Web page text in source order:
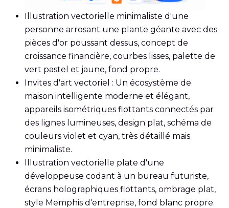
Illustration vectorielle minimaliste d'une
personne arrosant une plante géante avec des
pièces d'or poussant dessus, concept de
croissance financière, courbes lisses, palette de
vert pastel et jaune, fond propre.
Invites d'art vectoriel : Un écosystème de
maison intelligente moderne et élégant,
appareils isométriques flottants connectés par
des lignes lumineuses, design plat, schéma de
couleurs violet et cyan, très détaillé mais
minimaliste.
Illustration vectorielle plate d'une
développeuse codant à un bureau futuriste,
écrans holographiques flottants, ombrage plat,
style Memphis d'entreprise, fond blanc propre.